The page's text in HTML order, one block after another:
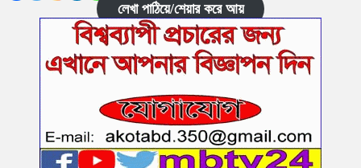
লেখা পাঠিয়ে/শেয়ার করে আয়